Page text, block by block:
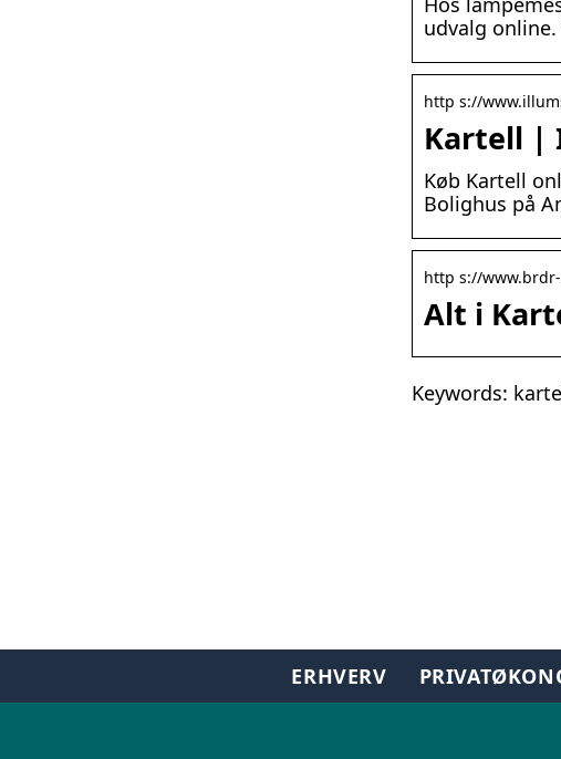
udvalg
http s://
Kartell |
Køb Kartell
Bolighus på
http s://www.brdr-
Alt i
Keywords:
ERHVERV